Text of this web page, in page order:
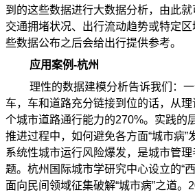
到的这些数据进行大数据分析，由此
交通拥堵状况、出行流动趋势或特定
些数据公布之后会给出行提供参考。
应用案例-杭州
理性的数据建模分析告诉我们：
车，车和道路充分链接到位的话，从
个城市道路通行能力的270%。实践的
推进过程中，如何避免各方面“城市病”
系统性城市运行风险爆发，是城市管
题。杭州国际城市学研究中心设立的“
面向民间领域征集破解“城市病”之道。